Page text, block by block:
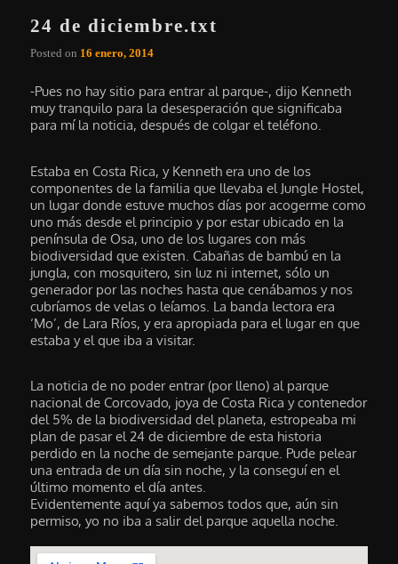
24 de diciembre.txt
Posted on 16 enero, 2014
-Pues no hay sitio para entrar al parque-, dijo Kenneth
muy tranquilo para la desesperación que significaba
para mí la noticia, después de colgar el teléfono.
Estaba en Costa Rica, y Kenneth era uno de los
componentes de la familia que llevaba el Jungle Hostel,
un lugar donde estuve muchos días por acogerme como
uno más desde el principio y por estar ubicado en la
península de Osa, uno de los lugares con más
biodiversidad que existen. Cabañas de bambú en la
jungla, con mosquitero, sin luz ni internet, sólo un
generador por las noches hasta que cenábamos y nos
cubríamos de velas o leíamos. La banda lectora era
‘Mo’, de Lara Ríos, y era apropiada para el lugar en que
estaba y el que iba a visitar.
La noticia de no poder entrar (por lleno) al parque
nacional de Corcovado, joya de Costa Rica y contenedor
del 5% de la biodiversidad del planeta, estropeaba mi
plan de pasar el 24 de diciembre de esta historia
perdido en la noche de semejante parque. Pude pelear
una entrada de un día sin noche, y la conseguí en el
último momento el día antes.
Evidentemente aquí ya sabemos todos que, aún sin
permiso, yo no iba a salir del parque aquella noche.